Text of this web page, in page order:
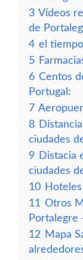
3 Vídeos
de
4 el
5
6 Centos
Portugal:
7
8
ciudades
9 Distacia
ciudades
10
11 Otros
Portalegre
12 Mapa